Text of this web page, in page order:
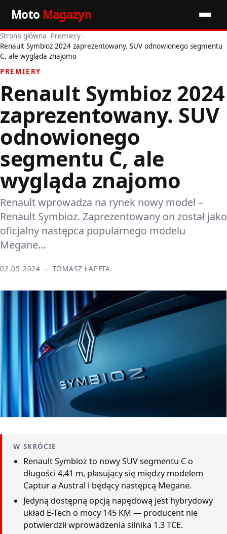
Moto Magazyn
Start
Premiery
Porady motoryzacyjne
Pozostałe artykuły
Strona główna ›Premiery ›
Renault Symbioz 2024 zaprezentowany. SUV odnowionego segmentu
C, ale wygląda znajomo
PREMIERY
Renault Symbioz 2024
zaprezentowany. SUV
odnowionego
segmentu C, ale
wygląda znajomo
Renault wprowadza na rynek nowy model –
Renault Symbioz. Zaprezentowany on został jako
oficjalny następca popularnego modelu
Megane…
02.05.2024 — TOMASZ ŁAPETA
W SKRÓCIE
Renault Symbioz to nowy SUV segmentu C o
długości 4,41 m, plasujący się między modelem
Captur a Austral i będący następcą Megane.
Jedyną dostępną opcją napędową jest hybrydowy
układ E-Tech o mocy 145 KM — producent nie
potwierdził wprowadzenia silnika 1.3 TCE.